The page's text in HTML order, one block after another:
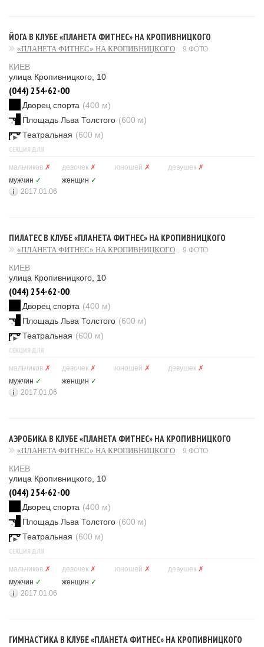
ЙОГА В КЛУБЕ «ПЛАНЕТА ФИТНЕС» НА КРОПИВНИЦКОГО
«ПЛАНЕТА ФИТНЕС» НА КРОПИВНИЦКОГО 9 ФОТО
КИЕВ
улица Кропивницкого, 10
(044) 254-62-00
Дворец спорта (400 м)
Площадь Льва Толстого (600 м)
Театральная (600 м)
СЕКЦИЯ ДЛЯ
мальчиков ✗ девочек ✗ юношей ✗ девушек ✗
мужчин ✓ женщин ✓
2017.01.06
ПИЛАТЕС В КЛУБЕ «ПЛАНЕТА ФИТНЕС» НА КРОПИВНИЦКОГО
«ПЛАНЕТА ФИТНЕС» НА КРОПИВНИЦКОГО 9 ФОТО
КИЕВ
улица Кропивницкого, 10
(044) 254-62-00
Дворец спорта (400 м)
Площадь Льва Толстого (600 м)
Театральная (600 м)
СЕКЦИЯ ДЛЯ
мальчиков ✗ девочек ✗ юношей ✗ девушек ✗
мужчин ✓ женщин ✓
2017.01.06
АЭРОБИКА В КЛУБЕ «ПЛАНЕТА ФИТНЕС» НА КРОПИВНИЦКОГО
«ПЛАНЕТА ФИТНЕС» НА КРОПИВНИЦКОГО 9 ФОТО
КИЕВ
улица Кропивницкого, 10
(044) 254-62-00
Дворец спорта (400 м)
Площадь Льва Толстого (600 м)
Театральная (600 м)
СЕКЦИЯ ДЛЯ
мальчиков ✗ девочек ✗ юношей ✗ девушек ✗
мужчин ✓ женщин ✓
2017.01.06
ГИМНАСТИКА В КЛУБЕ «ПЛАНЕТА ФИТНЕС» НА КРОПИВНИЦКОГО